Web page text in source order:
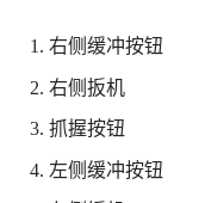
右侧缓冲按钮
右侧扳机
抓握按钮
左侧缓冲按钮